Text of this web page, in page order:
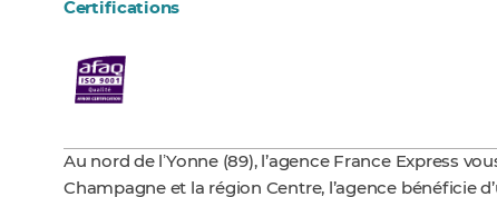
Au nord de lʼYonne (89), l’agence France Express
Champagne et la région Centre, l’agence bénéficie
Certifications